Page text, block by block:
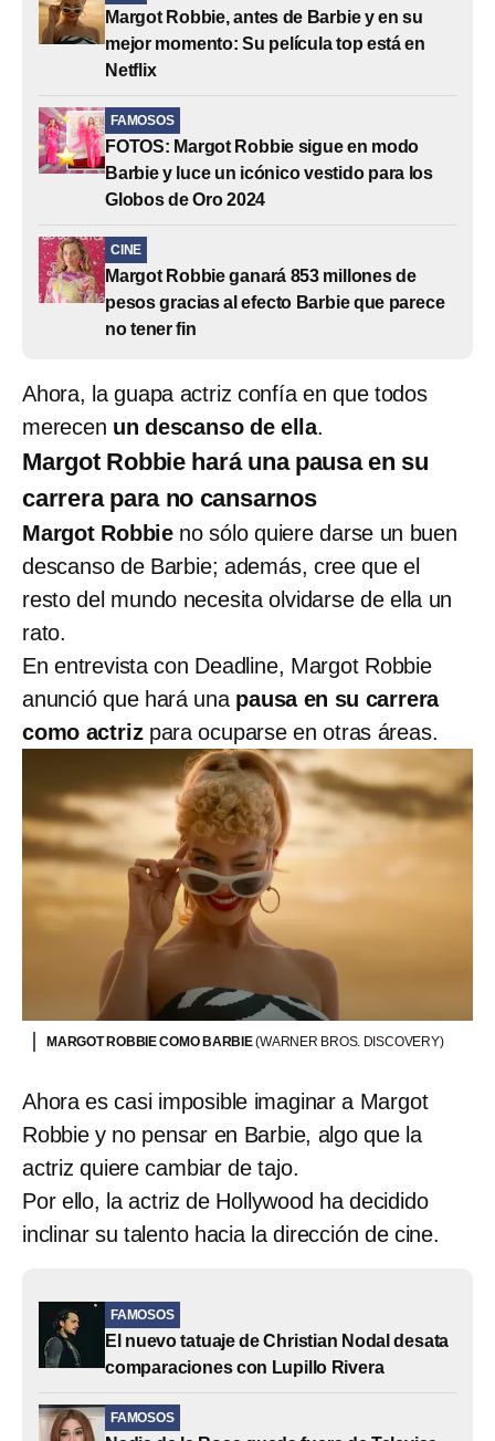
Margot Robbie, antes de Barbie y en su
mejor momento: Su película top está en
Netflix
FAMOSOS
FOTOS: Margot Robbie sigue en modo
Barbie y luce un icónico vestido para los
Globos de Oro 2024
CINE
Margot Robbie ganará 853 millones de
pesos gracias al efecto Barbie que parece
no tener fin
Ahora, la guapa actriz confía en que todos
merecen un descanso de ella.
Margot Robbie hará una pausa en su
carrera para no cansarnos
Margot Robbie no sólo quiere darse un buen
descanso de Barbie; además, cree que el
resto del mundo necesita olvidarse de ella un
rato.
En entrevista con Deadline, Margot Robbie
anunció que hará una pausa en su carrera
como actriz para ocuparse en otras áreas.
MARGOT ROBBIE COMO BARBIE(WARNER BROS. DISCOVERY)
Ahora es casi imposible imaginar a Margot
Robbie y no pensar en Barbie, algo que la
actriz quiere cambiar de tajo.
Por ello, la actriz de Hollywood ha decidido
inclinar su talento hacia la dirección de cine.
FAMOSOS
El nuevo tatuaje de Christian Nodal desata
comparaciones con Lupillo Rivera
FAMOSOS